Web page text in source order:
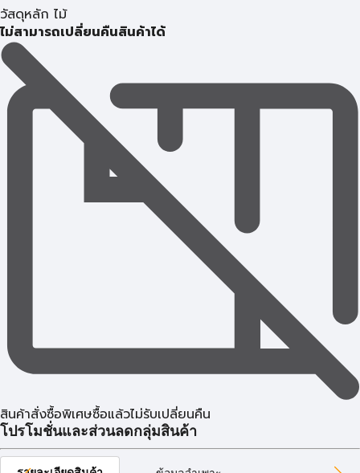
วัสดุหลัก ไม้
ไม่สามารถเปลี่ยนคืนสินค้าได้
สินค้าสั่งซื้อพิเศษซื้อแล้วไม่รับเปลี่ยนคืน
โปรโมชั่นและส่วนลดกลุ่มสินค้า